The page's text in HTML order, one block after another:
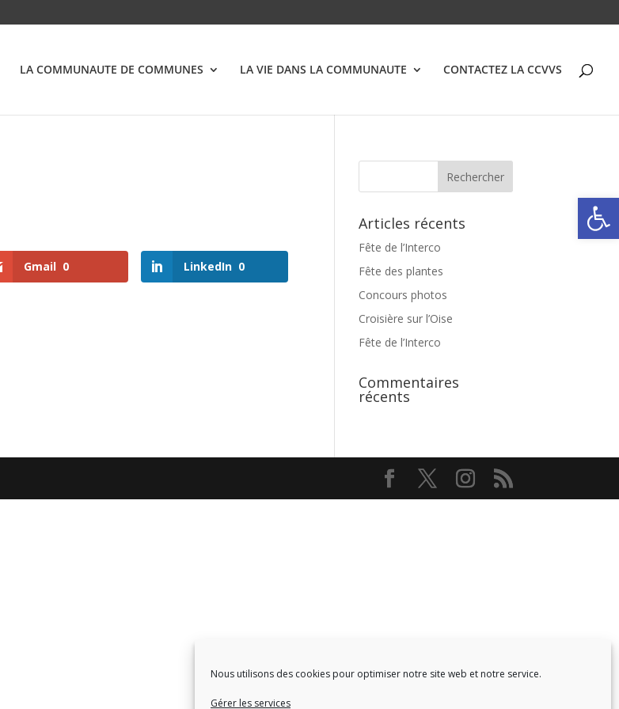
Nous utilisons des cookies pour optimiser notre site web et notre service.
Gérer les services
Ouvrir
LA COMMUNAUTE DE COMMUNES LA VIE DANS LA COMMUNAUTE CONTACTEZ LA CCVVS
Gmail 0 LinkedIn 0
Articles récents
Fête de l’Interco
Fête des plantes
Concours photos
Croisière sur l’Oise
Fête de l’Interco
Commentaires
récents